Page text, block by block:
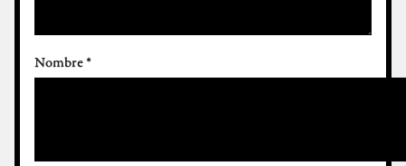
Nombre*